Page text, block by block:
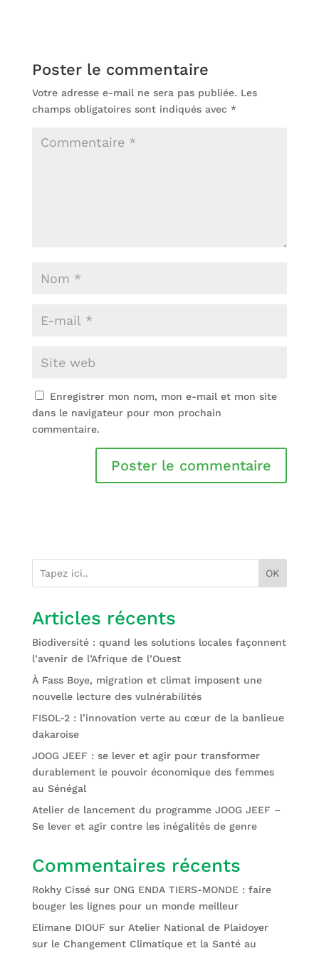
Poster le commentaire
Votre adresse e-mail ne sera pas publiée. Les
champs obligatoires sont indiqués avec *
Enregistrer mon nom, mon e-mail et mon site
dans le navigateur pour mon prochain
commentaire.
OK
Articles récents
Biodiversité : quand les solutions locales façonnent
l’avenir de l’Afrique de l’Ouest
À Fass Boye, migration et climat imposent une
nouvelle lecture des vulnérabilités
FISOL-2 : l’innovation verte au cœur de la banlieue
dakaroise
JOOG JEEF : se lever et agir pour transformer
durablement le pouvoir économique des femmes
au Sénégal
Atelier de lancement du programme JOOG JEEF –
Se lever et agir contre les inégalités de genre
Commentaires récents
Rokhy Cissésur ONG ENDA TIERS-MONDE : faire
bouger les lignes pour un monde meilleur
Elimane DIOUF sur Atelier National de Plaidoyer
sur le Changement Climatique et la Santé au